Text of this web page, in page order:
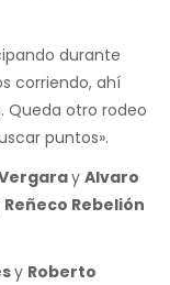
durante
corriendo, ahí
Queda otro rodeo
puntos».
y Alvaro
Reñeco Rebelión
y Roberto